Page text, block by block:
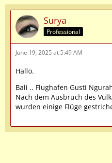
Surya
Professional
June 19, 2025 at 5:49 AM
Hallo.
Bali .. Flughafen Gusti
Nach dem Ausbruch des
wurden einige Flüge